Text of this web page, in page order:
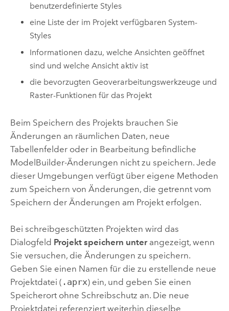
benutzerdefinierte Styles
eine Liste der im Projekt verfügbaren System-
Styles
Informationen dazu, welche Ansichten geöffnet
sind und welche Ansicht aktiv ist
die bevorzugten Geoverarbeitungswerkzeuge und
Raster-Funktionen für das Projekt
Beim Speichern des Projekts brauchen Sie
Änderungen an räumlichen Daten, neue
Tabellenfelder oder in Bearbeitung befindliche
ModelBuilder-Änderungen nicht zu speichern. Jede
dieser Umgebungen verfügt über eigene Methoden
zum Speichern von Änderungen, die getrennt vom
Speichern der Änderungen am Projekt erfolgen.
Bei schreibgeschützten Projekten wird das
Dialogfeld Projekt speichern unterangezeigt, wenn
Sie versuchen, die Änderungen zu speichern.
Geben Sie einen Namen für die zu erstellende neue
Projektdatei ( .aprx) ein, und geben Sie einen
Speicherort ohne Schreibschutz an. Die neue
Projektdatei referenziert weiterhin dieselbe